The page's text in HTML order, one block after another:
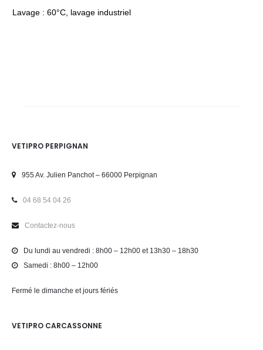
Lavage : 60°C, lavage industriel
VETIPRO PERPIGNAN
955 Av. Julien Panchot – 66000 Perpignan
04 68 54 04 26
Contactez-nous
Du lundi au vendredi : 8h00 – 12h00 et 13h30 – 18h30
Samedi : 8h00 – 12h00
Fermé le dimanche et jours fériés
VETIPRO CARCASSONNE